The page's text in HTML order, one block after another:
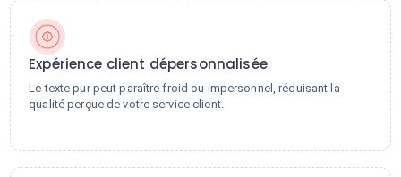
Expérience client dépersonnalisée
Le texte pur peut paraître froid ou impersonnel, réduisant la
qualité perçue de votre service client.